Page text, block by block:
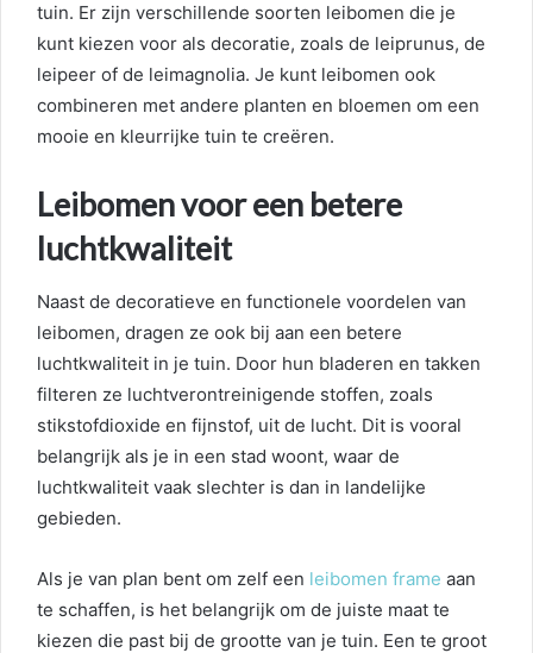
tuin. Er zijn verschillende soorten leibomen die je
kunt kiezen voor als decoratie, zoals de leiprunus, de
leipeer of de leimagnolia. Je kunt leibomen ook
combineren met andere planten en bloemen om een ​​
mooie en kleurrijke tuin te creëren.
Leibomen voor een betere
luchtkwaliteit
Naast de decoratieve en functionele voordelen van
leibomen, dragen ze ook bij aan een betere
luchtkwaliteit in je tuin. Door hun bladeren en takken
filteren ze luchtverontreinigende stoffen, zoals
stikstofdioxide en fijnstof, uit de lucht. Dit is vooral
belangrijk als je in een stad woont, waar de
luchtkwaliteit vaak slechter is dan in landelijke
gebieden.
Als je van plan bent om zelf een leibomen frame aan
te schaffen, is het belangrijk om de juiste maat te
kiezen die past bij de grootte van je tuin. Een te groot